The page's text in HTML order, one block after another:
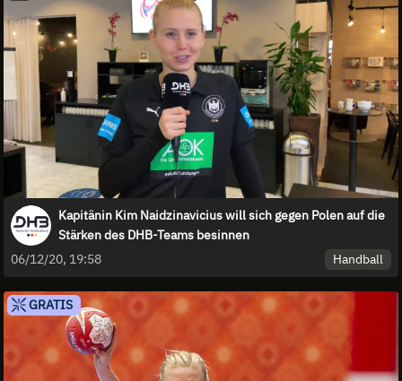
Kapitänin Kim Naidzinavicius will sich gegen Polen auf die
Stärken des DHB-Teams besinnen
06/12/20, 19:58
Handball
GRATIS